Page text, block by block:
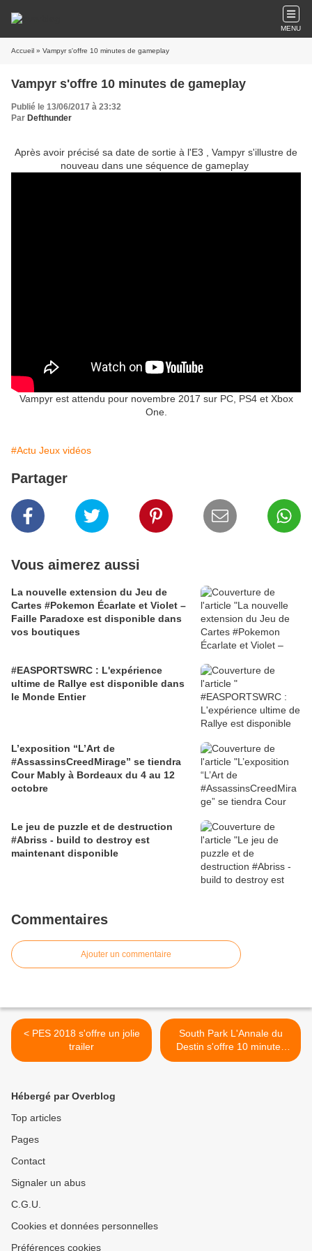
MENU
Accueil » Vampyr s'offre 10 minutes de gameplay
Vampyr s'offre 10 minutes de gameplay
Publié le 13/06/2017 à 23:32
Par Defthunder
Après avoir précisé sa date de sortie à l'E3 , Vampyr s'illustre de
nouveau dans une séquence de gameplay
Vampyr est attendu pour novembre 2017 sur PC, PS4 et Xbox
One.
#Actu Jeux vidéos
Partager
Vous aimerez aussi
La nouvelle extension du Jeu de
Cartes #Pokemon Écarlate et Violet –
Faille Paradoxe est disponible dans
vos boutiques
#EASPORTSWRC : L'expérience
ultime de Rallye est disponible dans
le Monde Entier
L’exposition “L’Art de
#AssassinsCreedMirage” se tiendra
Cour Mably à Bordeaux du 4 au 12
octobre
Le jeu de puzzle et de destruction
#Abriss - build to destroy est
maintenant disponible
Commentaires
Ajouter un commentaire
< PES 2018 s'offre un jolie
trailer
South Park L'Annale du
Destin s'offre 10 minutes
gameplay et quelques
Hébergé par Overblog
Top articles
Pages
Contact
Signaler un abus
C.G.U.
Cookies et données personnelles
Préférences cookies